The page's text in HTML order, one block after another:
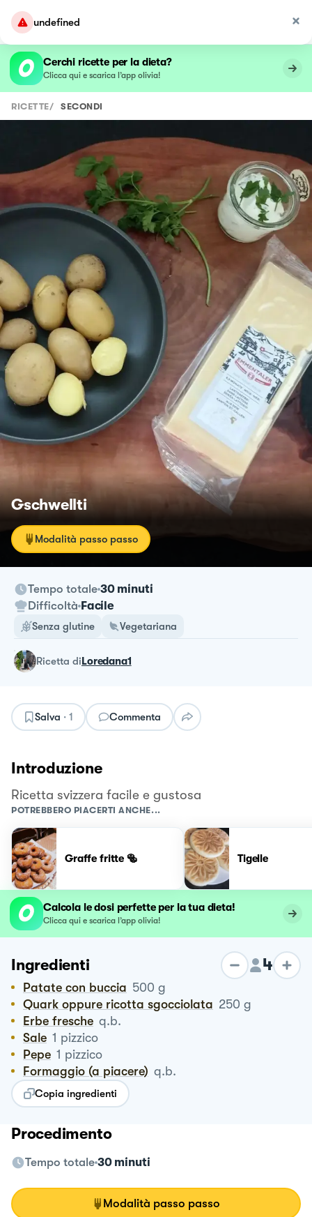
undefined
Cerchi ricette per la dieta?
Clicca qui e scarica l’app olivia!
RICETTE/ SECONDI
Gschwellti
Modalità passo passo
Tempo totale 30 minuti
Difficoltà Facile
Senza glutine Vegetariana
ricetta diLoredana1
Salva · 1 Commenta
Introduzione
Ricetta svizzera facile e gustosa
POTREBBERO PIACERTI ANCHE...
Graffe fritte 🥯 Tigelle
Calcola le dosi perfette per la tua dieta!
Clicca qui e scarica l’app olivia!
Ingredienti 4
Patate con buccia 500 g
Quark oppure ricotta sgocciolata 250 g
Erbe fresche q.b.
Sale 1 pizzico
Pepe 1 pizzico
Formaggio (a piacere) q.b.
Copia ingredienti
Procedimento
Tempo totale 30 minuti
Modalità passo passo